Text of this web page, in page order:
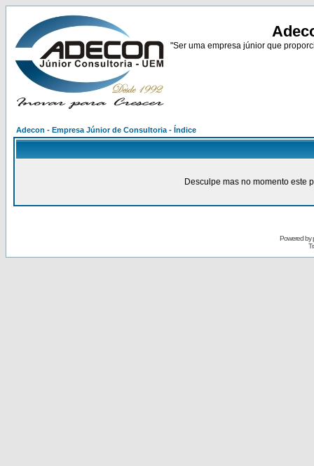
"Ser uma empresa júnior que
Adecon - Empresa Júnior de Consultoria - Índice
Desculpe mas no momento este
Powered by